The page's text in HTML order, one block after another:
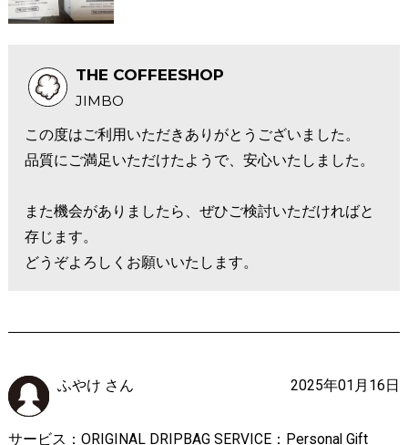
THE COFFEESHOP
JIMBO
この度はご利用いただきありがとうございました。
品質にご満足いただけたようで、安心いたしました。
また機会がありましたら、ぜひご検討いただければと
存じます。
どうぞよろしくお願いいたします。
ふやけ さん
サービス：ORIGINAL DRIPBAG SERVICE：Personal Gift
2025年01月16日